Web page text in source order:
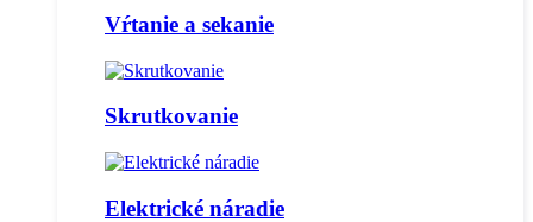
Vŕtanie a sekanie
Skrutkovanie
Elektrické náradie